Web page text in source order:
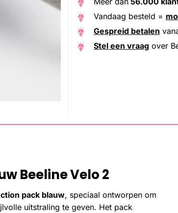
Vandaag besteld =
Gespreid betalen
Stel een vraag over
Beeline Velo 2
pack blauw, speciaal ontworpen om
uitstraling te geven. Het pack